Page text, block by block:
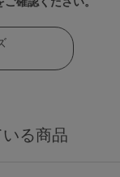
る商品